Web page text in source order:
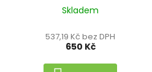
Skladem
537,19 Kč bez DPH
650 Kč